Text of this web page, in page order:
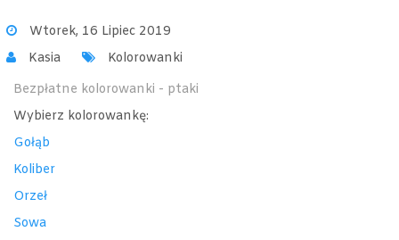
Wtorek, 16 Lipiec 2019
Kasia
Kolorowanki
Bezpłatne kolorowanki - ptaki
Wybierz kolorowankę:
Gołąb
Koliber
Orzeł
Sowa